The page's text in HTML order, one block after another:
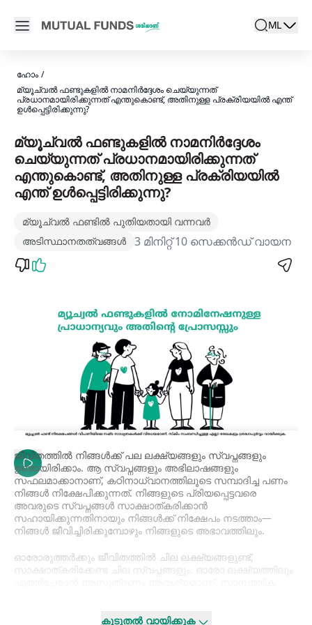
Open main menu
search
Locale
ML
active
ഹോം /
മ്യൂച്വൽ ഫണ്ടുകളിൽ നാമനിർദ്ദേശം ചെയ്യുന്നത്
പ്രധാനമായിരിക്കുന്നത് എന്തുകൊണ്ട്, അതിനുള്ള പ്രക്രിയയിൽ എന്ത്
ഉൾപ്പെട്ടിരിക്കുന്നു?
മ്യൂച്വൽ ഫണ്ടുകളിൽ നാമനിർദ്ദേശം
ചെയ്യുന്നത് പ്രധാനമായിരിക്കുന്നത്
എന്തുകൊണ്ട്, അതിനുള്ള പ്രക്രിയയിൽ
എന്ത് ഉൾപ്പെട്ടിരിക്കുന്നു?
മ്യൂച്വൽ ഫണ്ടിൽ പുതിയതായി വന്നവർ
അടിസ്ഥാനതത്വങ്ങൾ
3 മിനിറ്റ് 10 സെക്കൻഡ് വായന
ജീവിതത്തിൽ നിങ്ങൾക്ക് പല ലക്ഷ്യങ്ങളും സ്വപ്നങ്ങളും
ഉണ്ടായിരിക്കാം. ആ സ്വപ്നങ്ങളും അഭിലാഷങ്ങളും
സഫലമാക്കാനാണ്, കഠിനാധ്വാനത്തിലൂടെ സമ്പാദിച്ച പണം
നിങ്ങൾ നിക്ഷേപിക്കുന്നത്. നിങ്ങളുടെ പ്രിയപ്പെട്ടവരെ
അവരുടെ സ്വപ്നങ്ങൾ സാക്ഷാത്കരിക്കാൻ
സഹായിക്കുന്നതിനായും നിങ്ങൾക്ക് നിക്ഷേപം നടത്താം—
നിങ്ങൾ ജീവിച്ചിരിക്കുമ്പോഴും നിങ്ങളുടെ അഭാവത്തിലും.
ഓരോരുത്തർക്കും ജീവിതത്തിൽ ചില ലക്ഷ്യങ്ങളുണ്ട്,
സാക്ഷാത്കരിക്കേണ്ട ചില സ്വപ്നങ്ങളും. ഓരോ ലക്ഷ്യത്തിലും
നിറവേറ്റുന്നതിനായി ഒരാൾ താൻ കഠിനാധ്വാനം ചെയ്ത്
കൂടുതൽ വായിക്കുക